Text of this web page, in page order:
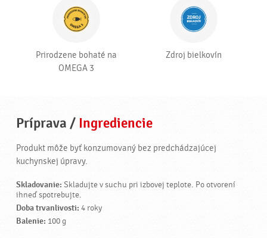
Prirodzene bohaté na
OMEGA 3
Zdroj bielkovín
Príprava / Ingrediencie
Produkt môže byť konzumovaný bez predchádzajúcej
kuchynskej úpravy.
Skladovanie: Skladujte v suchu pri izbovej teplote. Po otvorení
ihneď spotrebujte.
Doba trvanlivosti: 4 roky
Balenie: 100 g